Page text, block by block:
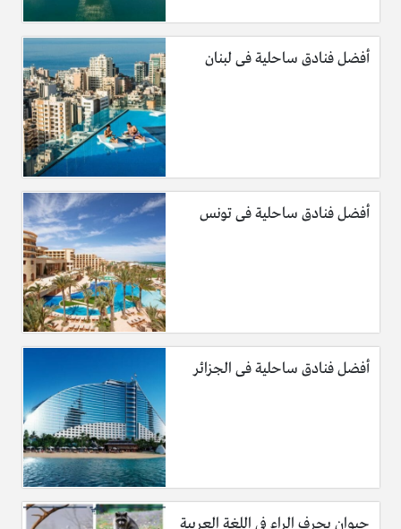
أفضل فنادق ساحلية فى لبنان
أفضل فنادق ساحلية فى تونس
أفضل فنادق ساحلية فى الجزائر
حيوان بحرف الراء في اللغة العربية